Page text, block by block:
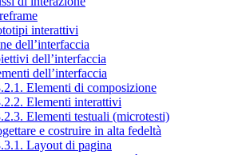
interattivi
dell’interfaccia
dell’interfaccia
dell’interfaccia
Elementi di composizione
Elementi interattivi
Elementi testuali (microtesti)
e costruire in alta fedeltà
Layout di pagina